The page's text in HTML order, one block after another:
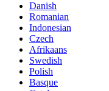
Danish
Romanian
Indonesian
Czech
Afrikaans
Swedish
Polish
Basque